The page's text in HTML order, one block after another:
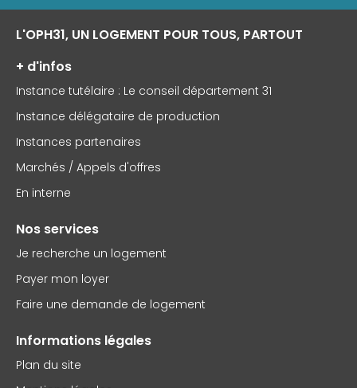
L'OPH31, UN LOGEMENT POUR TOUS, PARTOUT
+ d'infos
Instance tutélaire : Le conseil département 31
Instance délégataire de production
Instances partenaires
Marchés / Appels d'offres
En interne
Nos services
Je recherche un logement
Payer mon loyer
Faire une demande de logement
Informations légales
Plan du site